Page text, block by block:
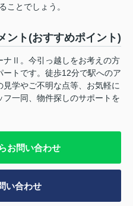
ことでしょう。
ト(おすすめポイント)
Ⅱ。今引っ越しをお考えの方
トです。徒歩12分で駅へのア
学やご不明な点等、お気軽に
一同、物件探しのサポートを
お問い合わせ
い合わせ